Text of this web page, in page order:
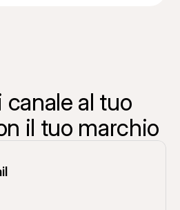
canale al tuo
il tuo marchio